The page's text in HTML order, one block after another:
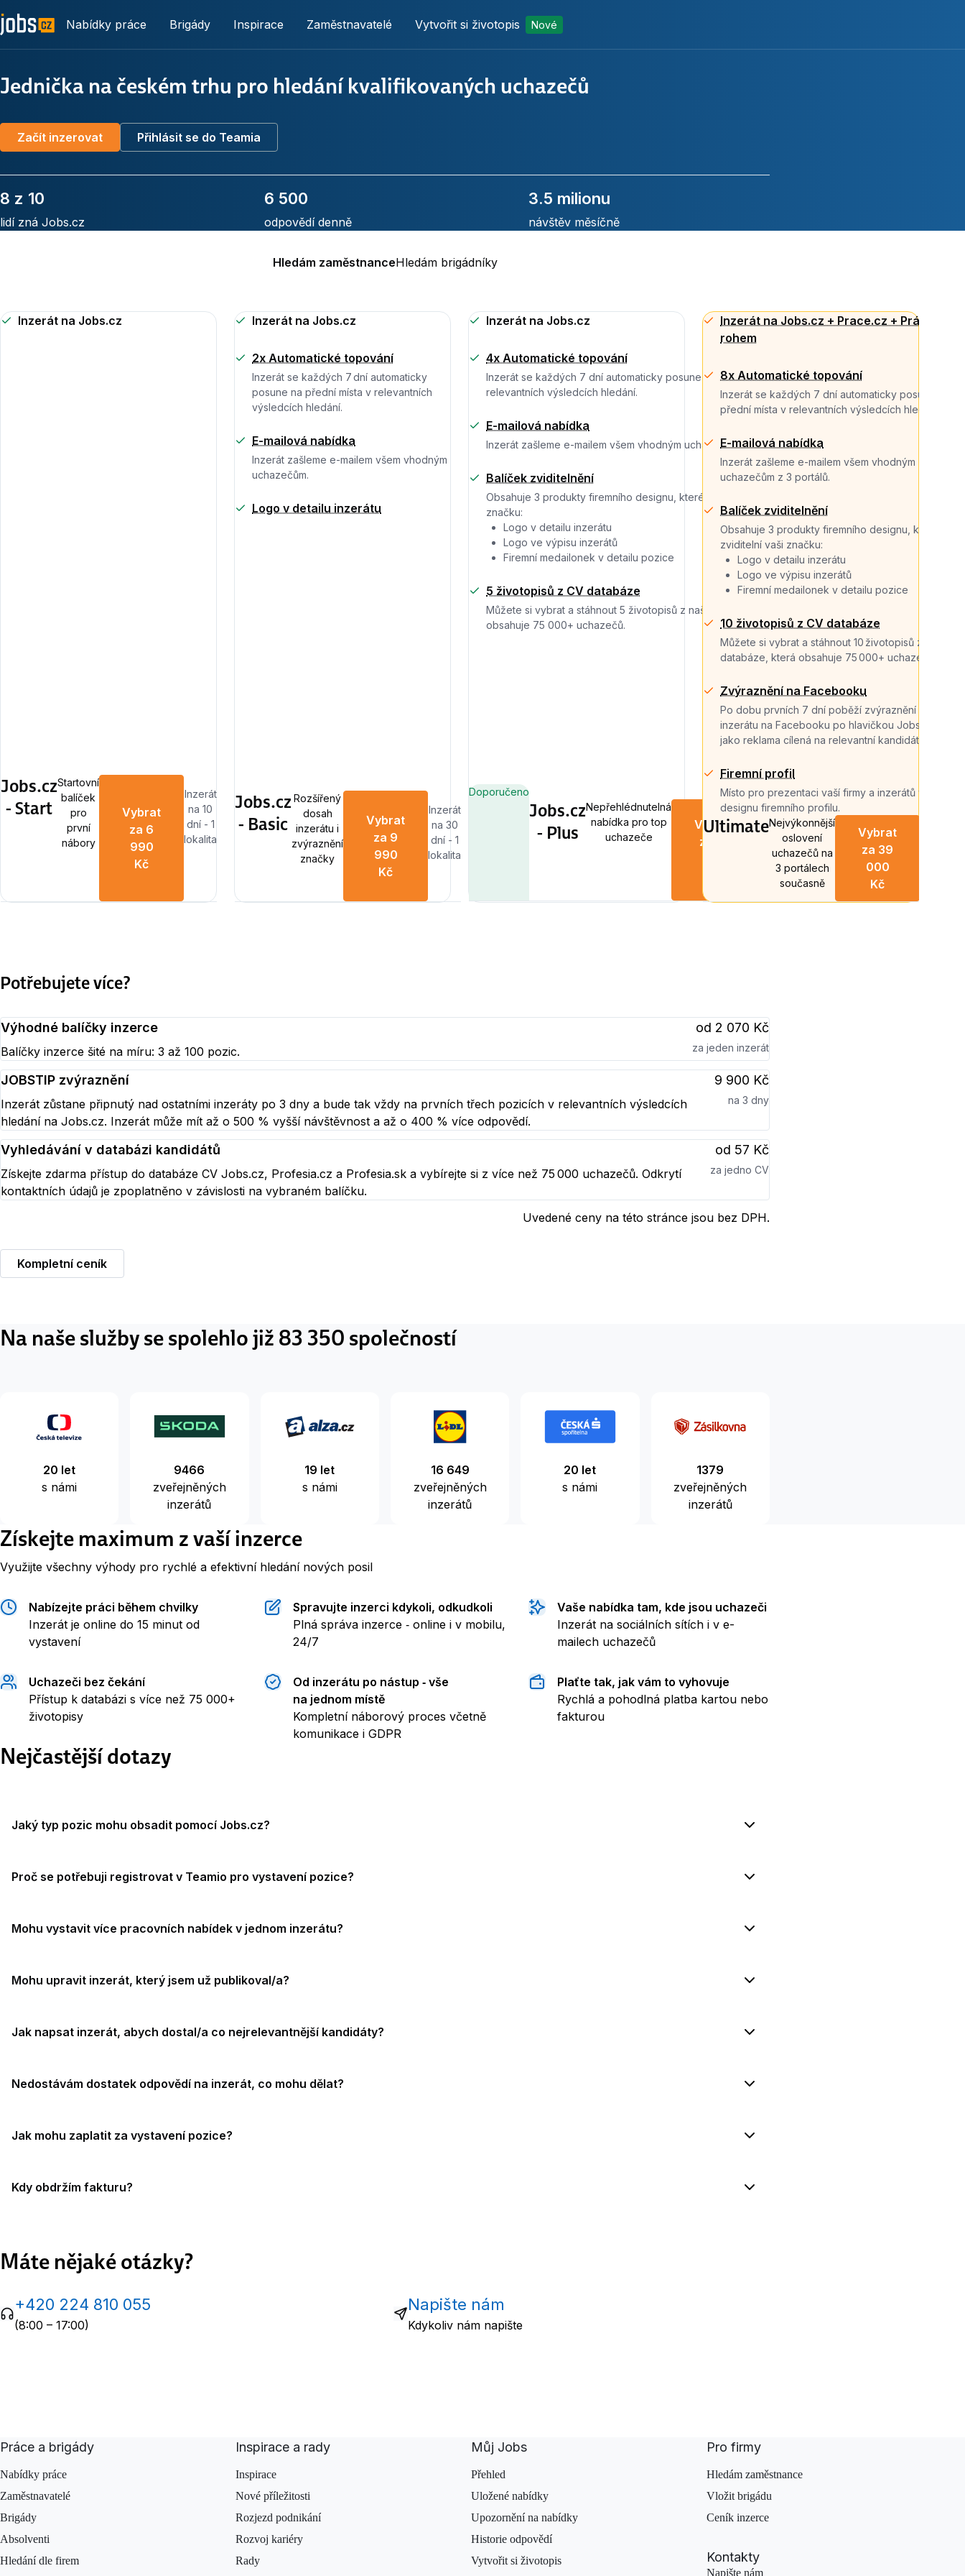
Nabídky práce Brigády Inspirace Zaměstnavatelé Vytvořit si životopis Nové
Jednička na českém trhu pro hledání kvalifikovaných uchazečů
Začít inzerovat Přihlásit se do Teamia
8 z 10
lidí zná Jobs.cz
6 500
odpovědí denně
3.5 milionu
návštěv měsíčně
Hledám zaměstnanceHledám brigádníky
Jobs.cz
- Start
Startovní
balíček
pro
první
nábory
Vybrat
za 6
990
Kč
Inzerát
na 10
dní - 1
lokalita
Inzerát na Jobs.cz
Jobs.cz
- Basic
Rozšířený
dosah
inzerátu i
zvýraznění
značky
Vybrat
za 9
990
Kč
Inzerát
na 30
dní - 1
lokalita
Inzerát na Jobs.cz
2x Automatické topování
Inzerát se každých 7 dní automaticky
posune na přední místa v relevantních
výsledcích hledání.
E-mailová nabídka
Inzerát zašleme e-mailem všem vhodným
uchazečům.
Logo v detailu inzerátu
Doporučeno
Jobs.cz
- Plus
Nepřehlédnutelná
nabídka pro top
uchazeče
Vybrat
za 19
Inzerát
na 45
dní - 1
lokalita
Inzerát na Jobs.cz
4x Automatické topování
Inzerát se každých 7 dní automaticky posune na přední místa v
relevantních výsledcích hledání.
E-mailová nabídka
Inzerát zašleme e-mailem všem vhodným uchazečům.
Balíček zviditelnění
Obsahuje 3 produkty firemního designu, které zviditelní vaši
značku:
Logo v detailu inzerátu
Logo ve výpisu inzerátů
Firemní medailonek v detailu pozice
5 životopisů z CV databáze
Můžete si vybrat a stáhnout 5 životopisů z naší databáze, která
obsahuje 75 000+ uchazečů.
UltimateNejvýkonnější
oslovení
uchazečů na
3 portálech
současně
Vybrat
za 39
000
Kč
Inzerát na Jobs.cz + Prace.cz + Práce za
rohem
8x Automatické topování
Inzerát se každých 7 dní automaticky posune na
přední místa v relevantních výsledcích hledání.
E-mailová nabídka
Inzerát zašleme e-mailem všem vhodným
uchazečům z 3 portálů.
Balíček zviditelnění
Obsahuje 3 produkty firemního designu, které
zviditelní vaši značku:
Logo v detailu inzerátu
Logo ve výpisu inzerátů
Firemní medailonek v detailu pozice
10 životopisů z CV databáze
Můžete si vybrat a stáhnout 10 životopisů z naší
databáze, která obsahuje 75 000+ uchazečů.
Zvýraznění na Facebooku
Po dobu prvních 7 dní poběží zvýraznění
inzerátu na Facebooku po hlavičkou Jobs.cz
jako reklama cílená na relevantní kandidáty.
Firemní profil
Místo pro prezentaci vaší firmy a inzerátů v
designu firemního profilu.
Potřebujete více?
Výhodné balíčky inzerce
Balíčky inzerce šité na míru: 3 až 100 pozic.
od 2 070 Kč
za jeden inzerát
JOBSTIP zvýraznění
Inzerát zůstane připnutý nad ostatními inzeráty po 3 dny a bude tak vždy na prvních třech pozicích v relevantních výsledcích
hledání na Jobs.cz. Inzerát může mít až o 500 % vyšší návštěvnost a až o 400 % více odpovědí.
9 900 Kč
na 3 dny
Vyhledávání v databázi kandidátů
Získejte zdarma přístup do databáze CV Jobs.cz, Profesia.cz a Profesia.sk a vybírejte si z více než 75 000 uchazečů. Odkrytí
kontaktních údajů je zpoplatněno v závislosti na vybraném balíčku.
od 57 Kč
za jedno CV
Uvedené ceny na této stránce jsou bez DPH.
Kompletní ceník
Na naše služby se spolehlo již 83 350 společností
20 let
s námi
9466
zveřejněných
inzerátů
19 let
s námi
16 649
zveřejněných
inzerátů
20 let
s námi
1379
zveřejněných
inzerátů
Získejte maximum z vaší inzerce
Využijte všechny výhody pro rychlé a efektivní hledání nových posil
Nabízejte práci během chvilky
Inzerát je online do 15 minut od
vystavení
Spravujte inzerci kdykoli, odkudkoli
Plná správa inzerce ‑ online i v mobilu,
24/7
Vaše nabídka tam, kde jsou uchazeči
Inzerát na sociálních sítích i v e-
mailech uchazečů
Uchazeči bez čekání
Přístup k databázi s více než 75 000+
životopisy
Od inzerátu po nástup ‑ vše
na jednom místě
Kompletní náborový proces včetně
komunikace i GDPR
Plaťte tak, jak vám to vyhovuje
Rychlá a pohodlná platba kartou nebo
fakturou
Nejčastější dotazy
Jaký typ pozic mohu obsadit pomocí Jobs.cz?
Proč se potřebuji registrovat v Teamio pro vystavení pozice?
Mohu vystavit více pracovních nabídek v jednom inzerátu?
Mohu upravit inzerát, který jsem už publikoval/a?
Jak napsat inzerát, abych dostal/a co nejrelevantnější kandidáty?
Nedostávám dostatek odpovědí na inzerát, co mohu dělat?
Jak mohu zaplatit za vystavení pozice?
Kdy obdržím fakturu?
Máte nějaké otázky?
+420 224 810 055
(8:00 – 17:00)
Napište nám
Kdykoliv nám napište
Práce a brigády
Nabídky práce
Zaměstnavatelé
Brigády
Absolventi
Hledání dle firem
Inspirace a rady
Inspirace
Nové příležitosti
Rozjezd podnikání
Rozvoj kariéry
Rady
Můj Jobs
Přehled
Uložené nabídky
Upozornění na nabídky
Historie odpovědí
Vytvořit si životopis
Pro firmy
Hledám zaměstnance
Vložit brigádu
Ceník inzerce
Kontakty
Napište nám